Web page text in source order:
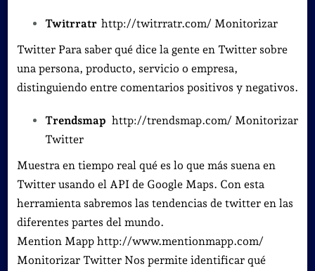
Twitrratr http://twitrratr.com/ Monitorizar
Twitter Para saber qué dice la gente en Twitter sobre
una persona, producto, servicio o empresa,
distinguiendo entre comentarios positivos y negativos.
Trendsmap http://trendsmap.com/ Monitorizar
Twitter
Muestra en tiempo real qué es lo que más suena en
Twitter usando el API de Google Maps. Con esta
herramienta sabremos las tendencias de twitter en las
diferentes partes del mundo.
Mention Mapp http://www.mentionmapp.com/
Monitorizar Twitter Nos permite identificar qué